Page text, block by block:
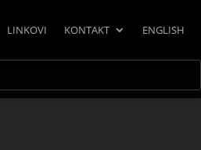
LINKOVI KONTAKT ENGLISH